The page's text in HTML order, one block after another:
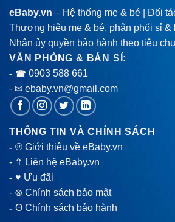
eBaby.vn – Hệ thống mẹ & bé | Đối
Thương hiệu mẹ & bé, phân phối sỉ &
Nhận ủy quyền bảo hành theo tiêu
VĂN PHÒNG & BÁN SỈ:
- ☎ 0903 588 661
- ✉ ebaby.vn@gmail.com
THÔNG TIN VÀ CHÍNH SÁCH
-® Giới thiệu về eBaby.vn
- ⇑ Liên hệ eBaby.vn
-♥ Ưu đãi
- ⊗ Chính sách bảo mật
-Θ Chính sách bảo hành